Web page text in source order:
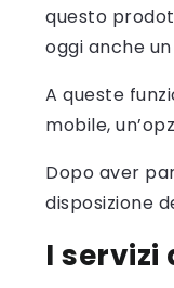
questo
oggi anche un
A queste
mobile,
Dopo aver
disposizione
I servizi